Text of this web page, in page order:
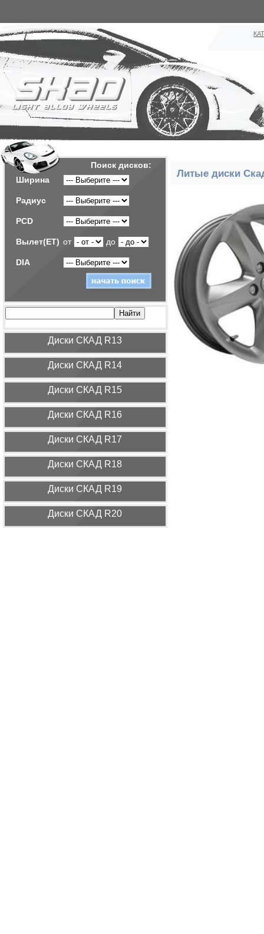
Поиск дисков:
Ширина
Радиус
PCD
Вылет(ET) от до
DIA
Диcки СКАД R13
Диcки СКАД R14
Диcки СКАД R15
Диcки СКАД R16
Диcки СКАД R17
Диcки СКАД R18
Диcки СКАД R19
Диcки СКАД R20
Литые диски